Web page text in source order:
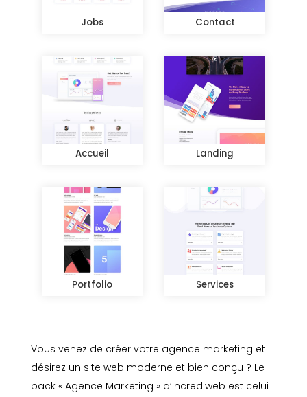
Vous venez de créer votre agence marketing et
désirez un site web moderne et bien conçu ? Le
pack « Agence Marketing » d’Incrediweb est celui
Jobs Contact
Accueil Landing
Portfolio Services